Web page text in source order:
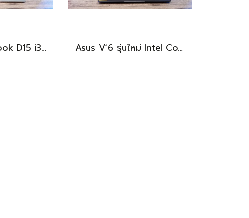
Huawei Matebook D15 i3-10110U Ram8 256GB M.2 จอ15.6นิ้ว FHD IPS 60hz สเปคทำงานทั่วไป หน้าจอใหญ่ ดีไซน์เครื่องบางเบา เครื่องพร้อมใช้งาน ขายถูกเพียง 6,990.-เท่านั้น Asus V16 รุ่นใหม่ Intel Core5-210H RTX-4050(6GB) Ram16 512GB M.2 จอ16นิ้ว WUXGA 144Hz จอสวย สเปคสูง ดีไซน์ตัวเครื่องเรียบสวยดูทันสมัย พร้แมประกันศูนย์ยาวๆถึงปี2028 ขายในราคาสุดตุ้มเพียง 25,990.-เท่านั้น